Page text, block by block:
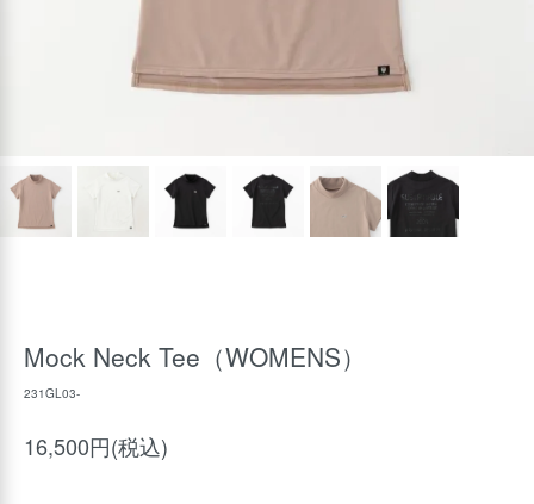
Mock Neck Tee（WOMENS）
231GL03-
16,500円(税込)